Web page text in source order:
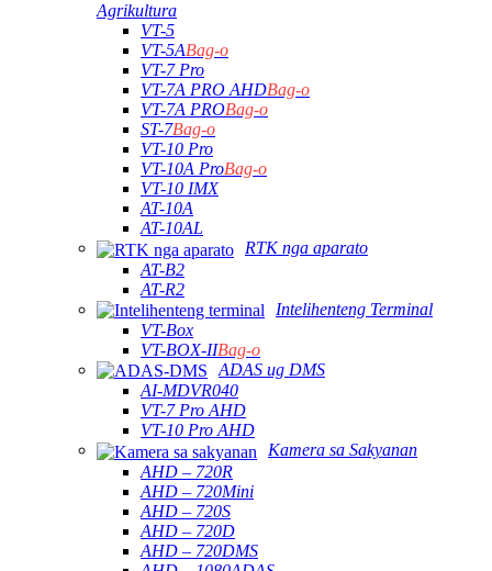
Agrikultura
VT-5
VT-5ABag-o
VT-7 Pro
VT-7A PRO AHDBag-o
VT-7A PROBag-o
ST-7Bag-o
VT-10 Pro
VT-10A ProBag-o
VT-10 IMX
AT-10A
AT-10AL
RTK nga aparato
AT-B2
AT-R2
Intelihenteng Terminal
VT-Box
VT-BOX-IIBag-o
ADAS ug DMS
AI-MDVR040
VT-7 Pro AHD
VT-10 Pro AHD
Kamera sa Sakyanan
AHD – 720R
AHD – 720Mini
AHD – 720S
AHD – 720D
AHD – 720DMS